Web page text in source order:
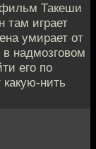
Такеши
там играет
умирает от
надмозговом
его по
нить